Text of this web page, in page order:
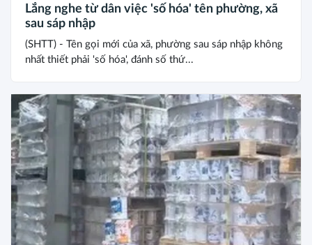
Lắng nghe từ dân việc 'số hóa' tên phường, xã
sau sáp nhập
(SHTT) - Tên gọi mới của xã, phường sau sáp nhập không
nhất thiết phải 'số hóa', đánh số thứ...